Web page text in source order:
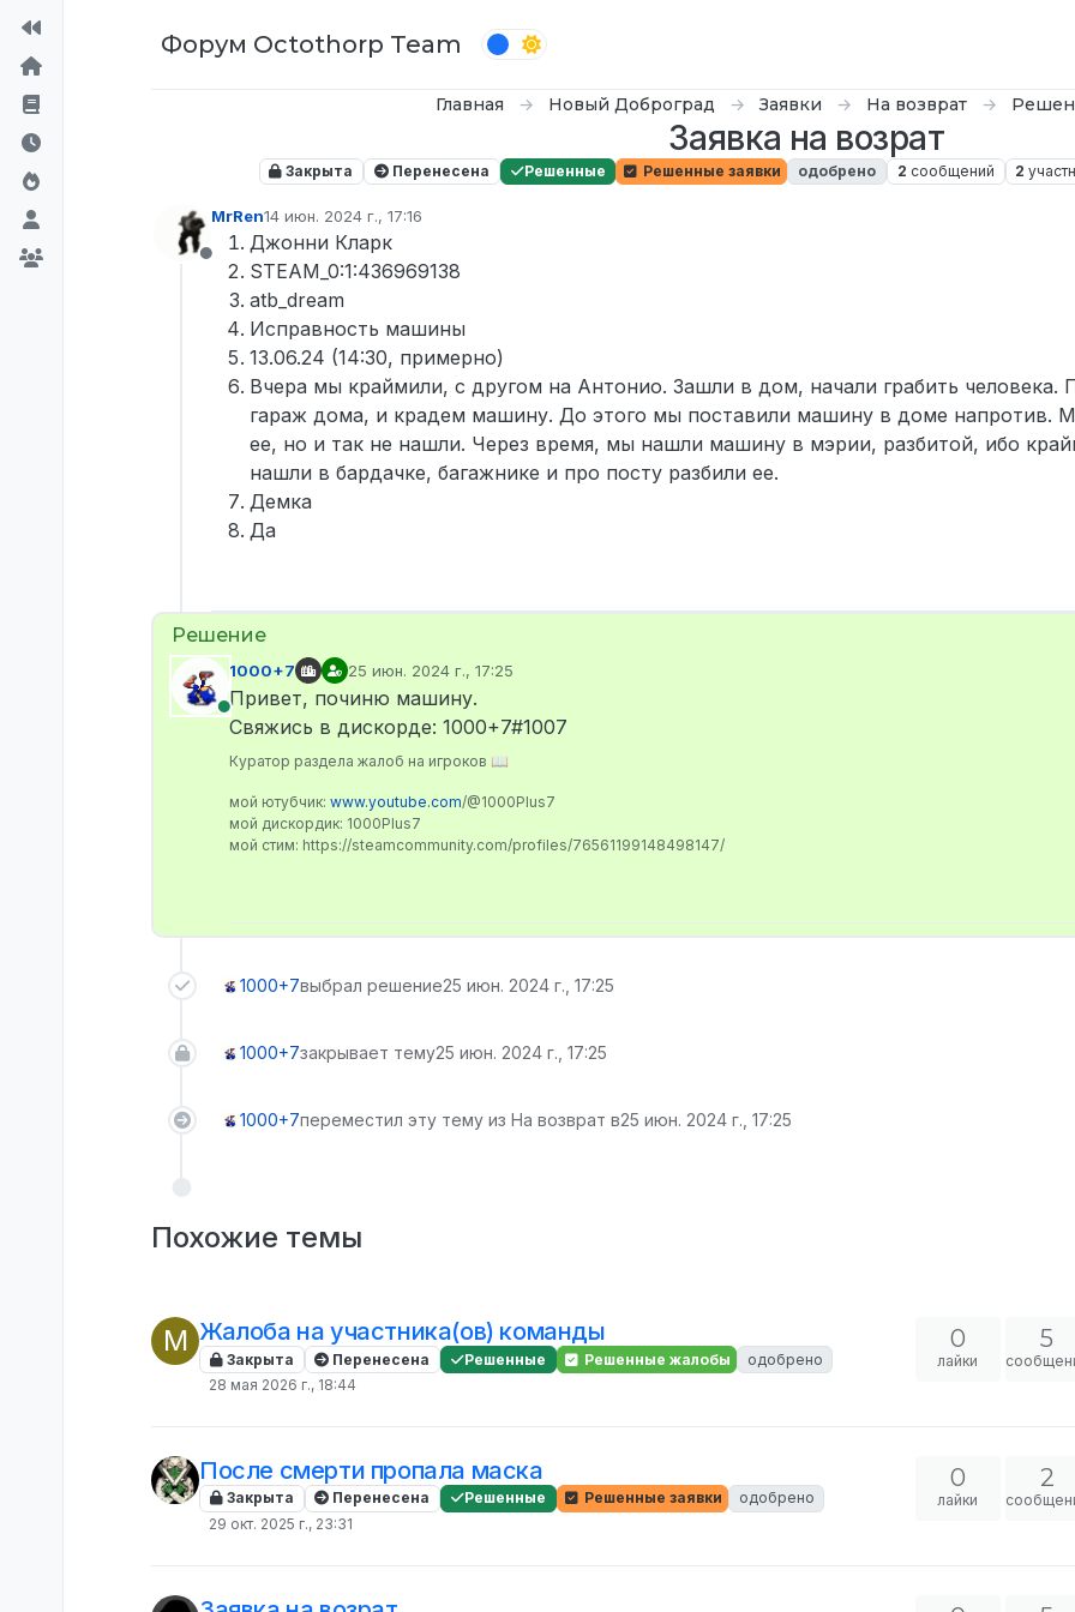
Форум Octothorp Team
Главная Новый Доброград Заявки На возврат
Заявка на возрат
Закрыта Перенесена Решенные Решенные заявки одобрено 2 сообщений 2
Не в сети
MrRen14 июн. 2024 г., 17:16
отредактировано
Джонни Кларк
STEAM_0:1:436969138
atb_dream
Исправность машины
13.06.24 (14:30, примерно)
Вчера мы краймили, с другом на Антонио. Зашли в дом, начали грабить человека.
гараж дома, и крадем машину. До этого мы поставили машину в доме напротив.
ее, но и так не нашли. Через время, мы нашли машину в мэрии, разбитой, ибо
нашли в бардачке, багажнике и про посту разбили ее.
Демка
Да
В сети
1000+7 25 июн. 2024 г., 17:25
отредактировано
Привет, починю машину.
Свяжись в дискорде: 1000+7#1007
Куратор раздела жалоб на игроков 📖
мой ютубчик: www.youtube.com/@1000Plus7
мой дискордик: 1000Plus7
мой стим: https://steamcommunity.com/profiles/76561199148498147/
1000+7выбрал решение25 июн. 2024 г., 17:25
1000+7закрывает тему25 июн. 2024 г., 17:25
1000+7переместил эту тему из На возврат в25 июн. 2024 г., 17:25
Похожие темы
M Жалоба на участника(ов) команды
Закрыта Перенесена Решенные Решенные жалобы
одобрено
28 мая 2026 г., 18:44
0
лайки
5
После смерти пропала маска
Закрыта Перенесена Решенные Решенные заявки
одобрено
29 окт. 2025 г., 23:31
0
лайки
2